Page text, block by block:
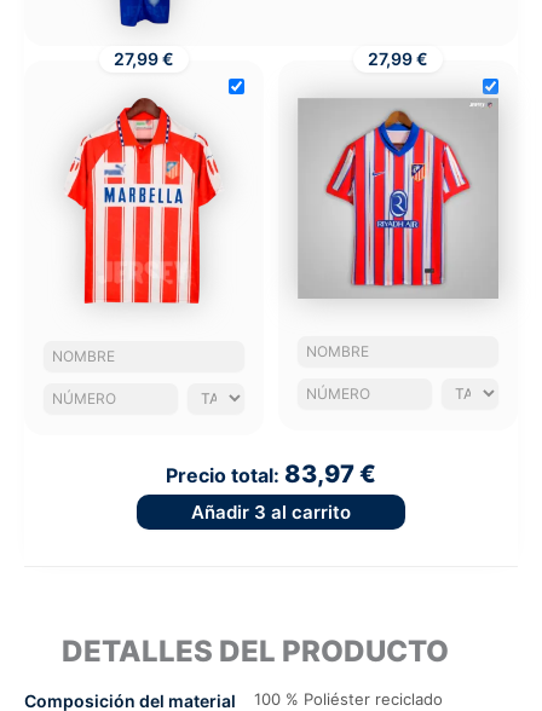
27,99 € 27,99 €
Precio total: 83,97 €
Añadir 3 al carrito
DETALLES DEL PRODUCTO
Composición del material 100 % Poliéster reciclado